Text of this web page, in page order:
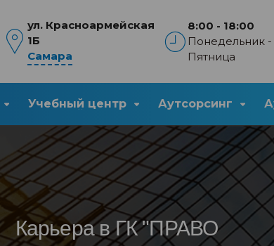
ул. Красноармейская
1Б
Самара
8:00 - 18:00
Понедельник -
Пятница
Учебный центр Аутсорсинг
Карьера в ГК "ПРАВО